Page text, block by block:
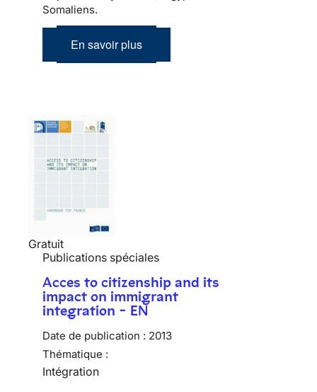
Somaliens.
En savoir plus
Gratuit
Publications spéciales
Acces to citizenship and its
impact on immigrant
integration - EN
Date de publication : 2013
Thématique :
Intégration